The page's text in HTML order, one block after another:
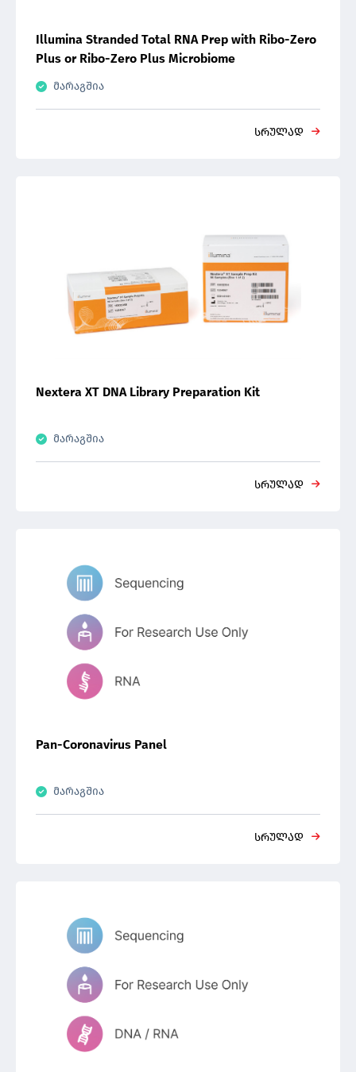
Illumina Stranded Total RNA Prep with Ribo-Zero
Plus or Ribo-Zero Plus Microbiome
მარაგშია
სრულად
Nextera XT DNA Library Preparation Kit
მარაგშია
სრულად
Pan-Coronavirus Panel
მარაგშია
სრულად